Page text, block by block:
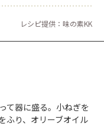
レシピ提供：味の素KK
て器に盛る。小ねぎを
ふり、オリーブオイル